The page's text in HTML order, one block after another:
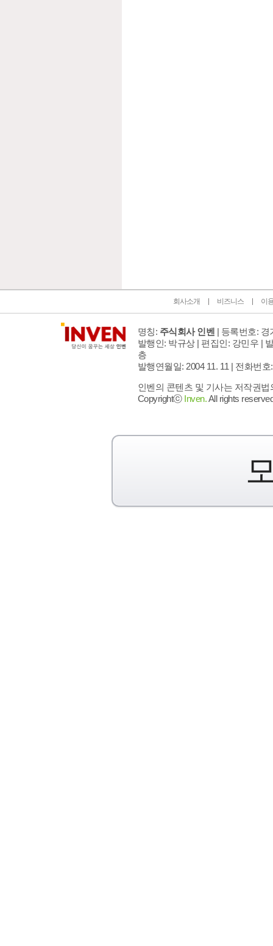
회사소개 비즈니스 이
명칭: 주식회사 인벤 | 등록번호: 경
발행인: 박규상 | 편집인: 강민우 |
층
발행연월일: 2004 11. 11 | 전화번호
인벤의 콘텐츠 및 기사는 저작권
Copyrightⓒ Inven.All rights